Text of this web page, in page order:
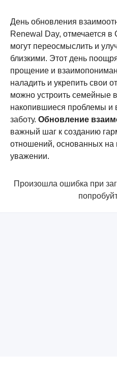
День обновления
Renewal Day, отмечается
могут переосмыслить и
близкими. Этот день
прощение и
наладить и укрепить свои
можно устроить семейные
накопившиеся проблемы и
заботу. Обновление
важный шаг к созданию
отношений, основанных на
уважении.
Произошла ошибка при